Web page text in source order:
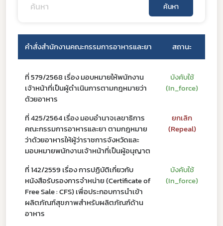
ค้นหา
คำสั่งสำนักงานคณะกรรมการอาหารและยา สถานะ
ที่ 579/2568 เรื่อง มอบหมายให้พนักงาน
เจ้าหน้าที่เป็นผู้ดำเนินการตามกฎหมายว่า
ด้วยอาหาร
บังคับใช้
(In_force)
ที่ 425/2564 เรื่อง มอบอำนาจเลขาธิการ
คณะกรรมการอาหารและยา ตามกฎหมาย
ว่าด้วยอาหารให้ผู้ว่าราชการจังหวัดและ
มอบหมายพนักงานเจ้าหน้าที่เป็นผู้อนุญาต
ยกเลิก
(Repeal)
ที่ 142/2559 เรื่อง การปฏิบัติเกี่ยวกับ
หนังสือรับรองการจำหน่าย (Certificate of
Free Sale : CFS) เพื่อประกอบการนำเข้า
ผลิตภัณฑ์สุขภาพสำหรับผลิตภัณฑ์ด้าน
อาหาร
บังคับใช้
(In_force)